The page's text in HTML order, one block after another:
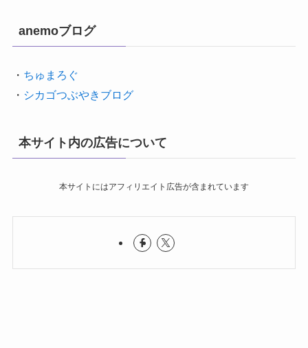
anemoブログ
・ ちゅまろぐ
・ シカゴつぶやきブログ
本サイト内の広告について
本サイトにはアフィリエイト広告が含まれています